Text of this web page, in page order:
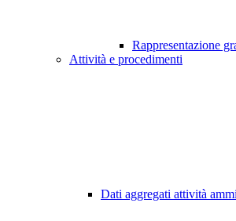
Rappresentazione
Attività e procedimenti
Dati aggregati attività